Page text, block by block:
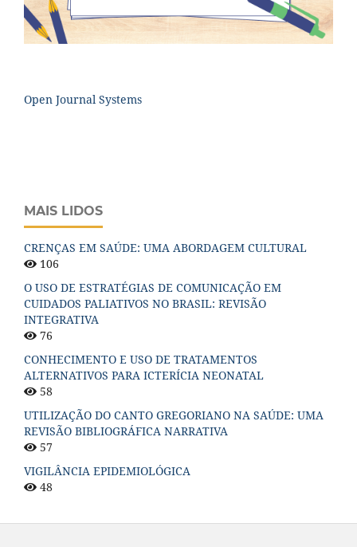
Open Journal Systems
MAIS LIDOS
CRENÇAS EM SAÚDE: UMA ABORDAGEM CULTURAL
106
O USO DE ESTRATÉGIAS DE COMUNICAÇÃO EM
CUIDADOS PALIATIVOS NO BRASIL: REVISÃO
INTEGRATIVA
76
CONHECIMENTO E USO DE TRATAMENTOS
ALTERNATIVOS PARA ICTERÍCIA NEONATAL
58
UTILIZAÇÃO DO CANTO GREGORIANO NA SAÚDE: UMA
REVISÃO BIBLIOGRÁFICA NARRATIVA
57
VIGILÂNCIA EPIDEMIOLÓGICA
48